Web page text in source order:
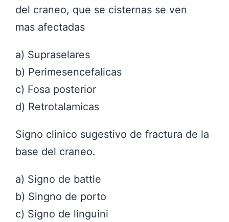
del craneo, que se cisternas se ven
mas afectadas
a) Supraselares
b) Perimesencefalicas
c) Fosa posterior
d) Retrotalamicas
Signo clinico sugestivo de fractura de la
base del craneo.
a) Signo de battle
b) Singno de porto
c) Signo de linguini